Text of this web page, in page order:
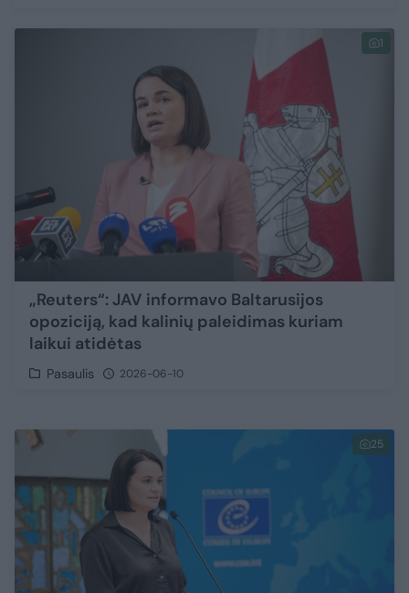
1
„Reuters“: JAV informavo Baltarusijos
opoziciją, kad kalinių paleidimas kuriam
laikui atidėtas
Pasaulis 2026-06-10
25